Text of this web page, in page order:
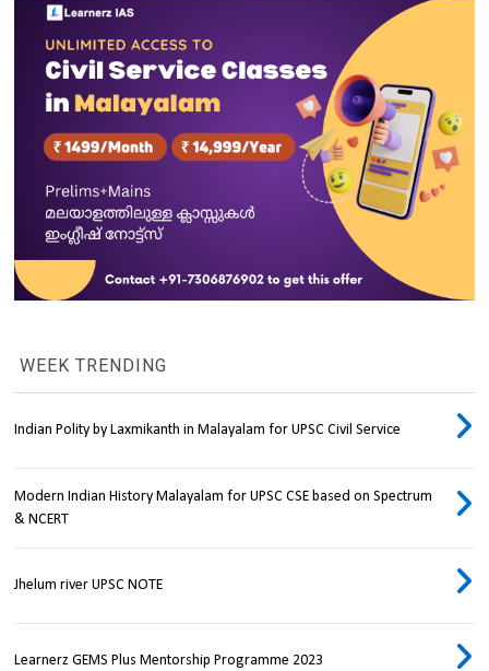
WEEK TRENDING
Indian Polity by Laxmikanth in Malayalam for UPSC Civil Service
Modern Indian History Malayalam for UPSC CSE based on Spectrum
& NCERT
Jhelum river UPSC NOTE
Learnerz GEMS Plus Mentorship Programme 2023